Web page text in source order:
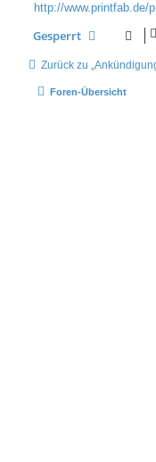
http://www.printfab.de/
Gesperrt
Zurück zu
Foren-Übersicht